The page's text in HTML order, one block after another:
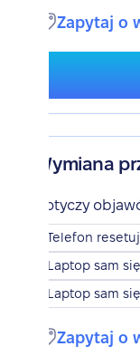
Zapytaj o
Wymiana
Dotyczy
Telefon
Laptop sam
Laptop sam
Zapytaj o